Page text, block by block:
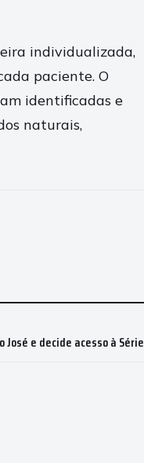
individualizada,
paciente. O
identificadas e
naturais,
José e decide acesso à